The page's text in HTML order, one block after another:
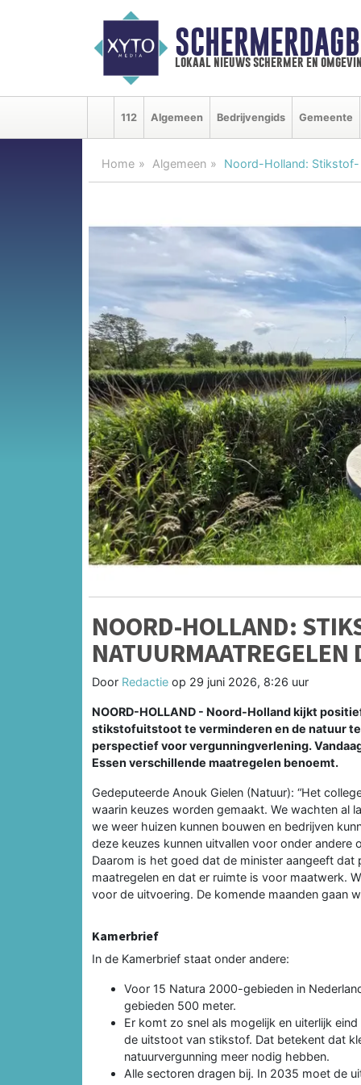
lokaal nieuws schermer en
112 Algemeen Bedrijvengids Gemeente
Home Algemeen Noord-Holland: Stikstof-
NOORD-HOLLAND:
Door Redactie op 29 juni 2026, 8:26 uur
NOORD-HOLLAND - Noord-Holland kijkt
stikstofuitstoot te verminderen en de natuur
perspectief voor vergunningverlening.
Essen verschillende maatregelen benoemt.
Gedeputeerde Anouk Gielen (Natuur): “Het
waarin keuzes worden gemaakt. We wachten al
we weer huizen kunnen bouwen en bedrijven
deze keuzes kunnen uitvallen voor onder andere
Daarom is het goed dat de minister aangeeft
maatregelen en dat er ruimte is voor maatwerk.
voor de uitvoering. De komende maanden gaan
Kamerbrief
In de Kamerbrief staat onder andere:
Voor 15 Natura 2000-gebieden in
gebieden 500 meter.
Er komt zo snel als mogelijk en uiterlijk
de uitstoot van stikstof. Dat betekent dat
natuurvergunning meer nodig hebben.
Alle sectoren dragen bij. In 2035 moet de